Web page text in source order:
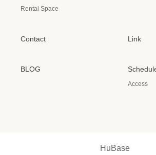
Rental Space
Contact Link
BLOG
Access
HuBase